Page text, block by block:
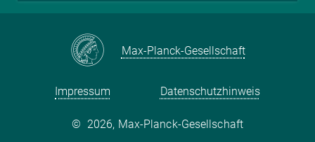
Max-Planck-Gesellschaft
Impressum Datenschutzhinweis
© 2026, Max-Planck-Gesellschaft